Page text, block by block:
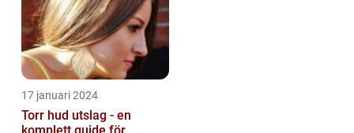
17 januari 2024
Torr hud utslag - en